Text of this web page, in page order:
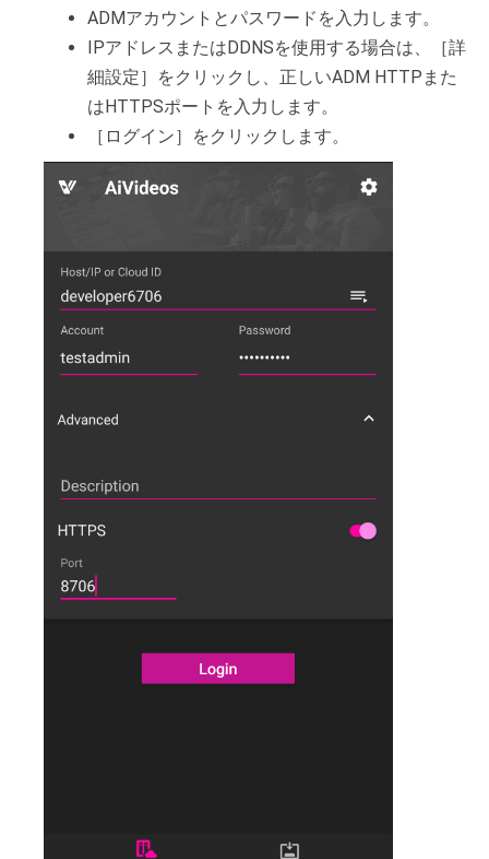
ADMアカウントとパスワードを入力します。
IPアドレスまたはDDNSを使用する場合は、［詳
細設定］をクリックし、正しいADM HTTPまた
はHTTPSポートを入力します。
［ログイン］をクリックします。